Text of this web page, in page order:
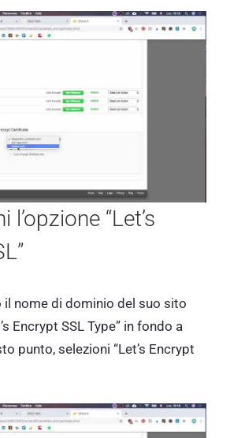
l’opzione “Let’s
il nome di dominio del suo sito
Encrypt SSL Type” in fondo a
punto, selezioni “Let’s Encrypt